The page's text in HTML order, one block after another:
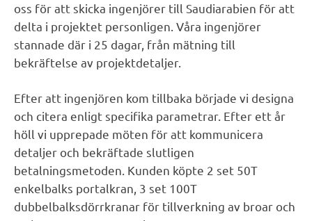
oss för att skicka ingenjörer till Saudiarabien för att
delta i projektet personligen. Våra ingenjörer
stannade där i 25 dagar, från mätning till
bekräftelse av projektdetaljer.
Efter att ingenjören kom tillbaka började vi designa
och citera enligt specifika parametrar. Efter ett år
höll vi upprepade möten för att kommunicera
detaljer och bekräftade slutligen
betalningsmetoden. Kunden köpte 2 set 50T
enkelbalks portalkran, 3 set 100T
dubbelbalksdörrkranar för tillverkning av broar och